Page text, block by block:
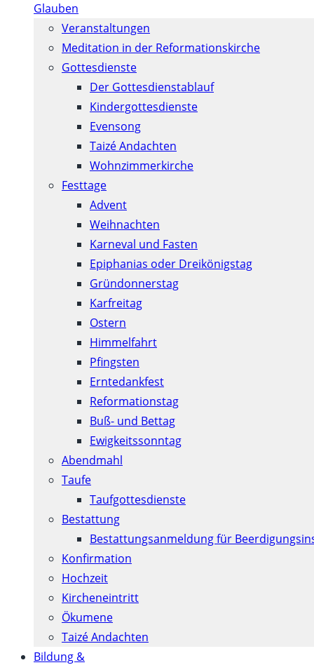
Glauben
Veranstaltungen
Meditation in der Reformationskirche
Gottesdienste
Der Gottesdienstablauf
Kindergottesdienste
Evensong
Taizé Andachten
Wohnzimmerkirche
Festtage
Advent
Weihnachten
Karneval und Fasten
Epiphanias oder Dreikönigstag
Gründonnerstag
Karfreitag
Ostern
Himmelfahrt
Pfingsten
Erntedankfest
Reformationstag
Buß- und Bettag
Ewigkeitssonntag
Abendmahl
Taufe
Taufgottesdienste
Bestattung
Bestattungsanmeldung für
Konfirmation
Hochzeit
Kircheneintritt
Ökumene
Taizé Andachten
Bildung &